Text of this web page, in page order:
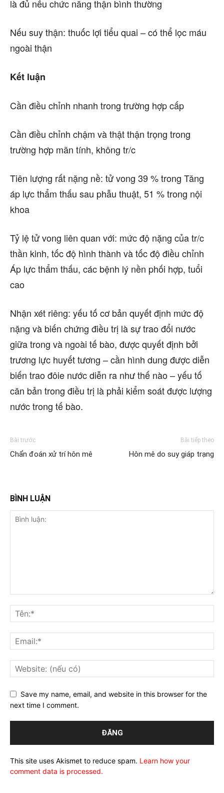
là đủ nếu chức năng thận bình thường
Nếu suy thận: thuốc lợi tiểu quai – có thể lọc máu
ngoài thận
Kết luận
Cần điều chỉnh nhanh trong trường hợp cấp
Cần điều chỉnh chậm và thật thận trọng trong
trường hợp mãn tính, không tr/c
Tiên lượng rất nặng nề: tử vong 39 % trong Tăng
áp lực thẩm thấu sau phẫu thuật, 51 % trong nội
khoa
Tỷ lệ tử vong liên quan với: mức độ nặng của tr/c
thần kinh, tốc độ hình thành và tốc độ điều chỉnh
Áp lực thẩm thấu, các bệnh lý nền phối hợp, tuổi
cao
Nhận xét riêng: yếu tố cơ bản quyết định mức độ
nặng và biến chứng điều trị là sự trao đổi nước
giữa trong và ngoài tế bào, được quyết định bởi
trương lực huyết tương – cần hình dung được diễn
biến trao đôie nước diễn ra như thế nào – yếu tố
căn bản trong điều trị là phải kiểm soát được lượng
nước trong tế bào.
Bài trước
Chẩn đoán xử trí hôn mê
Bài tiếp theo
Hôn mê do suy giáp trạng
BÌNH LUẬN
Save my name, email, and website in this browser for the
next time I comment.
This site uses Akismet to reduce spam. Learn how your
comment data is processed.